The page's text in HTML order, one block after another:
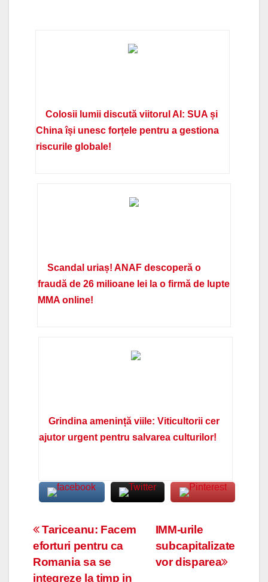
Colosii lumii discută viitorul AI: SUA și
China își unesc forțele pentru a gestiona
riscurile globale!
Scandal uriaș! ANAF descoperă o
fraudă de 26 milioane lei la o firmă de lupte
MMA online!
Grindina amenință viile: Viticultorii cer
ajutor urgent pentru salvarea culturilor!
Navigare
în
IMM-urile
subcapitalizate
vor disparea
Tariceanu: Facem
eforturi pentru ca
Romania sa se
integreze la timp in